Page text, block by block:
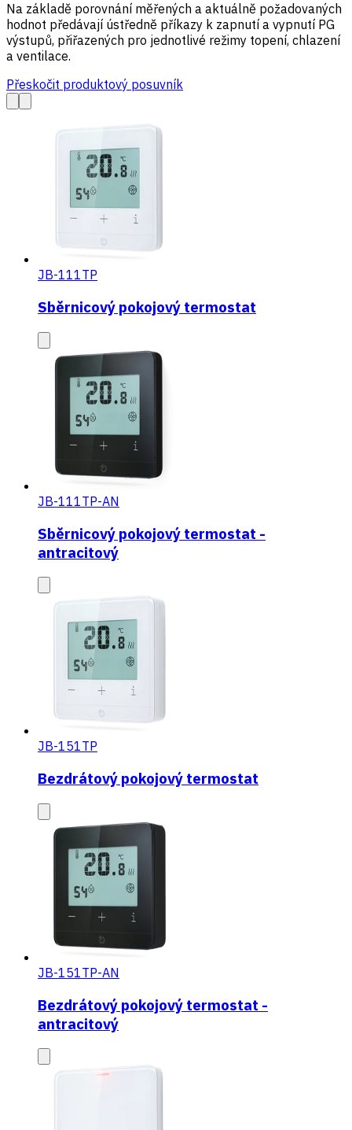
Na základě porovnání měřených a aktuálně požadovaných
hodnot předávají ústředně příkazy k zapnutí a vypnutí PG
výstupů, přiřazených pro jednotlivé režimy topení, chlazení
a ventilace.
Přeskočit produktový posuvník
JB-111TP
Sběrnicový pokojový termostat
JB-111TP-AN
Sběrnicový pokojový termostat -
antracitový
JB-151TP
Bezdrátový pokojový termostat
JB-151TP-AN
Bezdrátový pokojový termostat -
antracitový